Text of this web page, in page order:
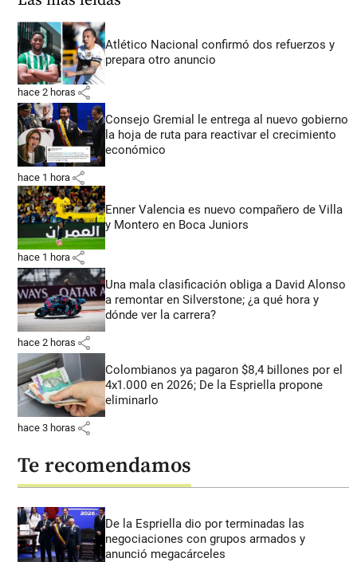
Atlético Nacional confirmó dos refuerzos y
prepara otro anuncio
hace 2 horas share
Consejo Gremial le entrega al nuevo gobierno
la hoja de ruta para reactivar el crecimiento
económico
hace 1 hora share
Enner Valencia es nuevo compañero de Villa
y Montero en Boca Juniors
hace 1 hora share
Una mala clasificación obliga a David Alonso
a remontar en Silverstone; ¿a qué hora y
dónde ver la carrera?
hace 2 horas share
Colombianos ya pagaron $8,4 billones por el
4x1.000 en 2026; De la Espriella propone
eliminarlo
hace 3 horas share
Te recomendamos
De la Espriella dio por terminadas las
negociaciones con grupos armados y
anunció megacárceles